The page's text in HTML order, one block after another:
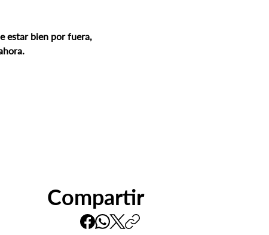
estar bien por fuera,
Compartir